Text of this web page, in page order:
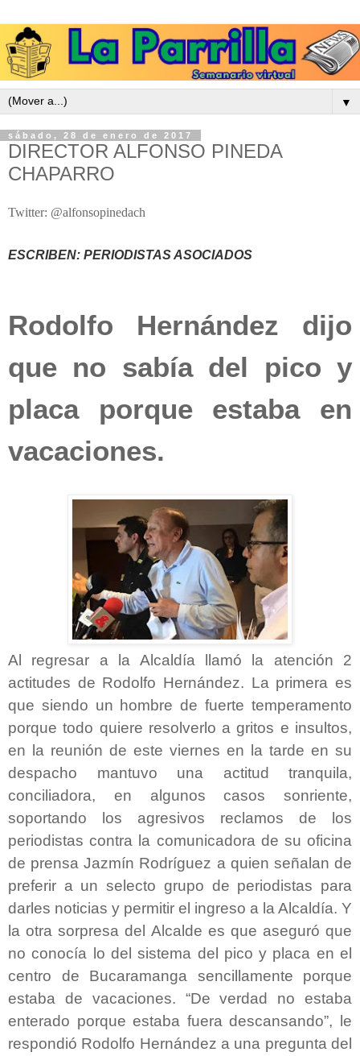
▼
sábado, 28 de enero de 2017
DIRECTOR ALFONSO PINEDA
CHAPARRO
Twitter: @alfonsopinedach
ESCRIBEN: PERIODISTAS ASOCIADOS
Rodolfo Hernández dijo
que no sabía del pico y
placa porque estaba en
vacaciones.
Al regresar a la Alcaldía llamó la atención 2
actitudes de Rodolfo Hernández. La primera es
que siendo un hombre de fuerte temperamento
porque todo quiere resolverlo a gritos e insultos,
en la reunión de este viernes en la tarde en su
despacho mantuvo una actitud tranquila,
conciliadora, en algunos casos sonriente,
soportando los agresivos reclamos de los
periodistas contra la comunicadora de su oficina
de prensa Jazmín Rodríguez a quien señalan de
preferir a un selecto grupo de periodistas para
darles noticias y permitir el ingreso a la Alcaldía. Y
la otra sorpresa del Alcalde es que aseguró que
no conocía lo del sistema del pico y placa en el
centro de Bucaramanga sencillamente porque
estaba de vacaciones. “De verdad no estaba
enterado porque estaba fuera descansando”, le
respondió Rodolfo Hernández a una pregunta del